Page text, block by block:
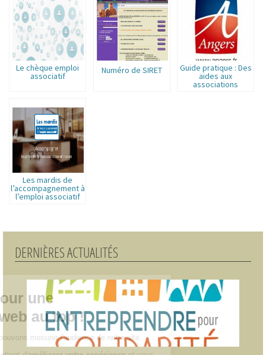
La recette pour une
expérience web au top !
Grâce aux cookie nous pouvons mesurer
l'audience de notre site.
Le chèque emploi
associatif
Numéro de SIRET Guide pratique : Des
aides aux
associations
Les mardis de
l’accompagnement à
l’emploi associatif
DERNIÈRES ACTUALITÉS